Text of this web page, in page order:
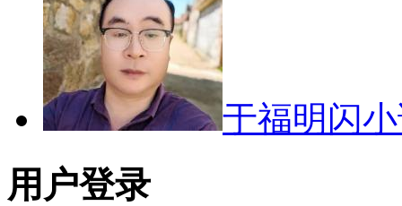
于福明闪
用户登录